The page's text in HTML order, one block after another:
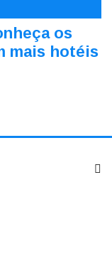
os
mais hotéis